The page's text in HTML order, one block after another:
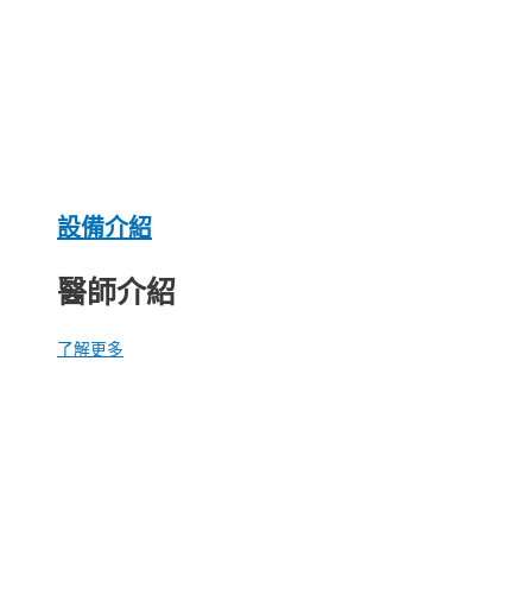
設備介紹
醫師介紹
了解更多